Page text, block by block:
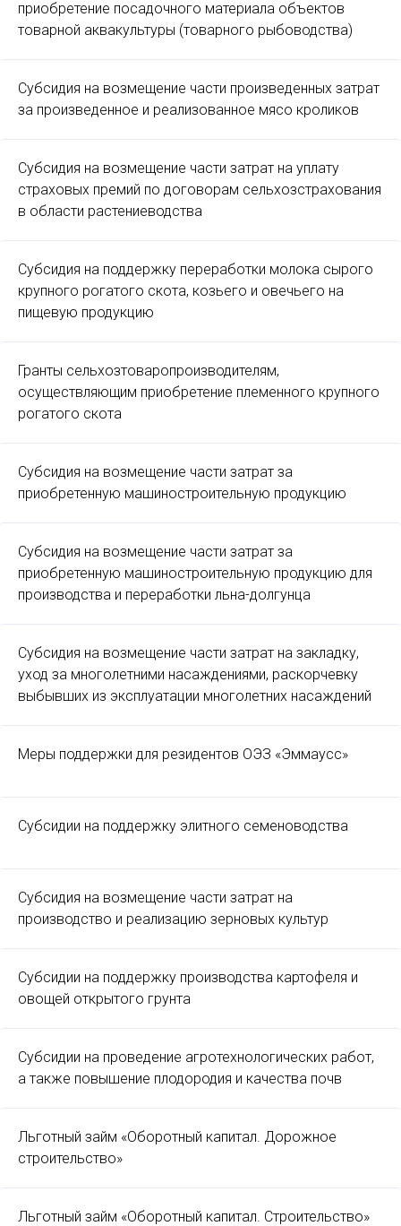
приобретение посадочного материала объектов
товарной аквакультуры (товарного рыбоводства)
Субсидия на возмещение части произведенных затрат
за произведенное и реализованное мясо кроликов
Субсидия на возмещение части затрат на уплату
страховых премий по договорам сельхозстрахования
в области растениеводства
Субсидия на поддержку переработки молока сырого
крупного рогатого скота, козьего и овечьего на
пищевую продукцию
Гранты сельхозтоваропроизводителям,
осуществляющим приобретение племенного крупного
рогатого скота
Субсидия на возмещение части затрат за
приобретенную машиностроительную продукцию
Субсидия на возмещение части затрат за
приобретенную машиностроительную продукцию для
производства и переработки льна-долгунца
Субсидия на возмещение части затрат на закладку,
уход за многолетними насаждениями, раскорчевку
выбывших из эксплуатации многолетних насаждений
Меры поддержки для резидентов ОЭЗ «Эммаусс»
Субсидии на поддержку элитного семеноводства
Субсидия на возмещение части затрат на
производство и реализацию зерновых культур
Субсидии на поддержку производства картофеля и
овощей открытого грунта
Субсидии на проведение агротехнологических работ,
а также повышение плодородия и качества почв
Льготный займ «Оборотный капитал. Дорожное
строительство»
Льготный займ «Оборотный капитал. Строительство»